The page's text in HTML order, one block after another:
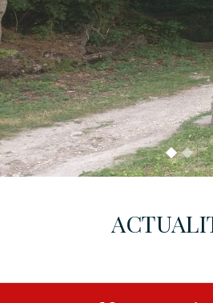
Inscriptions
Organigramme des
bureau
Plans des
2025-
Plans des
Contact